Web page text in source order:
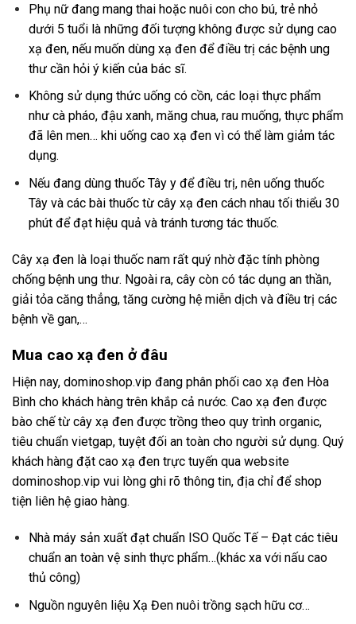
Phụ nữ đang mang thai hoặc nuôi con cho bú, trẻ nhỏ
dưới 5 tuổi là những đối tượng không được sử dụng cao
xạ đen, nếu muốn dùng xạ đen để điều trị các bệnh ung
thư cần hỏi ý kiến của bác sĩ.
Không sử dụng thức uống có cồn, các loại thực phẩm
như cà pháo, đậu xanh, măng chua, rau muống, thực phẩm
đã lên men… khi uống cao xạ đen vì có thể làm giảm tác
dụng.
Nếu đang dùng thuốc Tây y để điều trị, nên uống thuốc
Tây và các bài thuốc từ cây xạ đen cách nhau tối thiểu 30
phút để đạt hiệu quả và tránh tương tác thuốc.
Cây xạ đen là loại thuốc nam rất quý nhờ đặc tính phòng
chống bệnh ung thư. Ngoài ra, cây còn có tác dụng an thần,
giải tỏa căng thẳng, tăng cường hệ miễn dịch và điều trị các
bệnh về gan,…
Mua cao xạ đen ở đâu
Hiện nay, dominoshop.vip đang phân phối cao xạ đen Hòa
Bình cho khách hàng trên khắp cả nước. Cao xạ đen được
bào chế từ cây xạ đen được trồng theo quy trình organic,
tiêu chuẩn vietgap, tuyệt đối an toàn cho người sử dụng. Quý
khách hàng đặt cao xạ đen trực tuyến qua website
dominoshop.vip vui lòng ghi rõ thông tin, địa chỉ để shop
tiện liên hệ giao hàng.
Nhà máy sản xuất đạt chuẩn ISO Quốc Tế – Đạt các tiêu
chuẩn an toàn vệ sinh thực phẩm…(khác xa với nấu cao
thủ công)
Nguồn nguyên liệu Xạ Đen nuôi trồng sạch hữu cơ…